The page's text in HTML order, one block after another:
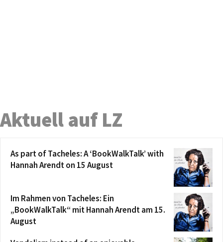
Aktuell auf LZ
As part of Tacheles: A ‘BookWalkTalk’ with
Hannah Arendt on 15 August
Im Rahmen von Tacheles: Ein
„BookWalkTalk“ mit Hannah Arendt am 15.
August